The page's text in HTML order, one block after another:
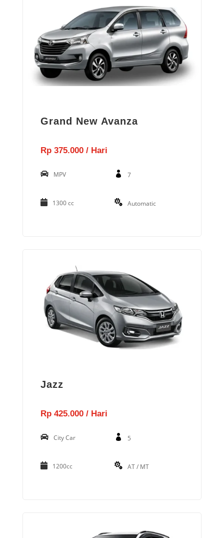
Grand New Avanza
Rp 375.000 / Hari
MPV 7
1300 cc Automatic
Jazz
Rp 425.000 / Hari
City Car 5
1200cc AT / MT